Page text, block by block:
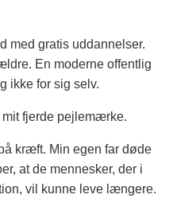
med gratis uddannelser.
En moderne offentlig
ikke for sig selv.
fjerde pejlemærke.
kræft. Min egen far døde
at de mennesker, der i
vil kunne leve længere.